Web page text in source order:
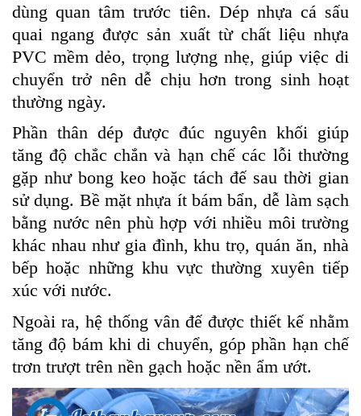
dùng quan tâm trước tiên. Dép nhựa cá sấu
quai ngang được sản xuất từ chất liệu nhựa
PVC mềm dẻo, trọng lượng nhẹ, giúp việc di
chuyển trở nên dễ chịu hơn trong sinh hoạt
thường ngày.
Phần thân dép được đúc nguyên khối giúp
tăng độ chắc chắn và hạn chế các lỗi thường
gặp như bong keo hoặc tách đế sau thời gian
sử dụng. Bề mặt nhựa ít bám bẩn, dễ làm sạch
bằng nước nên phù hợp với nhiều môi trường
khác nhau như gia đình, khu trọ, quán ăn, nhà
bếp hoặc những khu vực thường xuyên tiếp
xúc với nước.
Ngoài ra, hệ thống vân đế được thiết kế nhằm
tăng độ bám khi di chuyển, góp phần hạn chế
trơn trượt trên nền gạch hoặc nền ẩm ướt.